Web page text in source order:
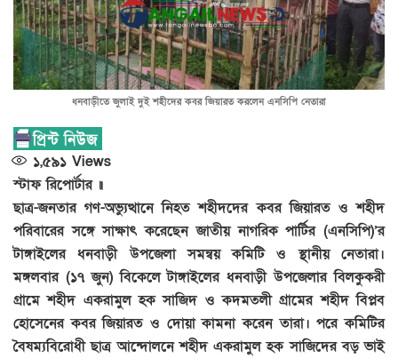
ধনবাড়ীতে জুলাই দুই শহীদের কবর জিয়ারত করলেন এনসিপি নেতারা
১,৫৯১ Views
স্টাফ রিপোর্টার ॥
ছাত্র-জনতার গণ-অভ্যুত্থানে নিহত শহীদদের কবর জিয়ারত ও শহীদ
পরিবারের সঙ্গে সাক্ষাৎ করেছেন জাতীয় নাগরিক পার্টির (এনসিপি)’র
টাঙ্গাইলের ধনবাড়ী উপজেলা সমন্বয় কমিটি ও স্থানীয় নেতারা।
মঙ্গলবার (১৭ জুন) বিকেলে টাঙ্গাইলের ধনবাড়ী উপজেলার বিলকুকরী
গ্রামে শহীদ একরামুল হক সাজিদ ও কদমতলী গ্রামের শহীদ বিপ্লব
হোসেনের কবর জিয়ারত ও দোয়া কামনা করেন তারা। পরে কমিটির
বৈষম্যবিরোধী ছাত্র আন্দোলনে শহীদ একরামুল হক সাজিদের বড় ভাই